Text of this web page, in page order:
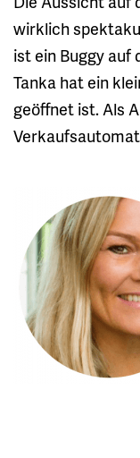
wirklich
ist ein Buggy
Tanka hat ein
geöffnet ist. Als